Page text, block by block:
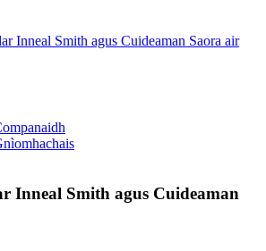
Inneal Smith agus Cuideaman Saora air
Inneal Smith agus Cuideaman